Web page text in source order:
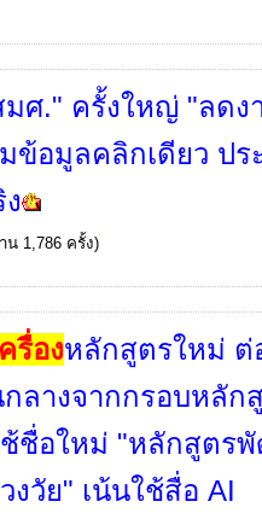
มศ." ครั้งใหญ่ "ลดง
ข้อมูลคลิกเดียว ปร
น 1,786 ครั้ง)
รื่องหลักสูตรใหม่ ต่
ลางจากกรอบหลัก
ช้ชื่อใหม่ "หลักสูตร
วัย" เน้นใช้สื่อ AI